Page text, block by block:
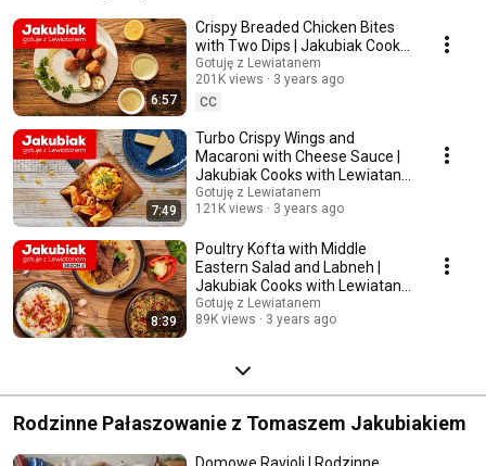
6:57
Crispy Breaded Chicken Bites
with Two Dips | Jakubiak Cooks
with Lewiatan Ep. 4
Gotuję z Lewiatanem
201K views
3 years ago
CC
7:49
Turbo Crispy Wings and
Macaroni with Cheese Sauce |
Jakubiak Cooks with Lewiatan
Ep. 14
Gotuję z Lewiatanem
121K views
3 years ago
8:39
Poultry Kofta with Middle
Eastern Salad and Labneh |
Jakubiak Cooks with Lewiatan
Ep. 10
Gotuję z Lewiatanem
89K views
3 years ago
Rodzinne Pałaszowanie z Tomaszem Jakubiakiem
Domowe Ravioli | Rodzinne